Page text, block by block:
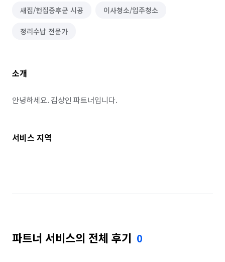
새집/헌집증후군 시공 이사청소/입주청소
정리수납 전문가
소개
안녕하세요. 김상인 파트너입니다.
서비스 지역
파트너 서비스의 전체 후기 0